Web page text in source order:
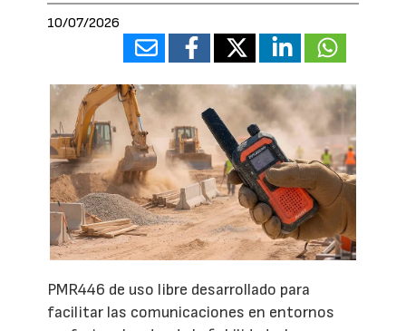
10/07/2026
PMR446 de uso libre desarrollado para
facilitar las comunicaciones en entornos